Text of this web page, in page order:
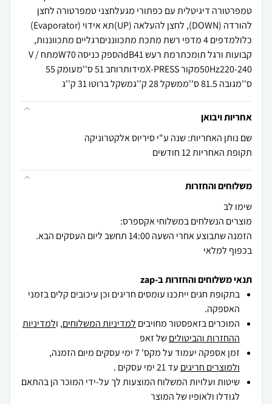
טמפרטורה דיגיטלית עם כפתורי מגעלחצני טמפרטורה לחצן
להורדה (DOWN), לחצן להעלאה (UP)תא אידוי (Evaporator)
כלולמדפים 4 מדפי רשת מתכת מתכוונניםרגליים מתכווננות,
קבועות ורגל תומכתרמת רעש dB41הספק כניסה W70מתח V /
50Hz220-240מקור X-PRESSמידותרוחב 51 ס''מעומק 55
ס''מגובה 81.5 ס''ממשקל 28 ק''גמשקל ברוטו 31 ק''ג
אחריות ויבואן
שם נותן האחריות: שנה ע"י סיריוס אלקטרוניקה
תקופת האחריות 12 חודשים
משלוחים והחזרות
הזמנה שתבוצע אחרי השעה 14:00 תחשב ליום העסקים הבא.
בכפוף למלאי
תנאי משלוחים והחזרות ב-zap
בתקופת חגים ייתכנו עומסים חריגים וכן עיכובים קלים בזמני
האספקה.
המוכרים בזאפסטור מחויבים למדיניות המשלוחים, ולמדיניות
ההחזרות והביטוליםשל זאפ
זמן אספקה יעמוד על מקס' 7 ימי עסקים מיום הזמנה,
ולמוצרים חריגים עד 21 ימי עסקים .
שיטות ועלויות המשלוח המוצעות לך על-ידי המוכר הן בהתאם
לגודלו ולאופיו של המוצר